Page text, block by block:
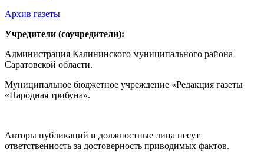
Архив газеты
Учредители (соучредители):
Администрация Калининского муниципального района
Саратовской области.
Муниципальное бюджетное учреждение «Редакция газеты
«Народная трибуна».
Авторы публикаций и должностные лица несут
ответственность за достоверность приводимых фактов.